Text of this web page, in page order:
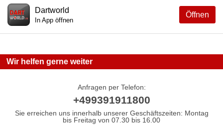
Öffnen
Dartworld
In App öffnen
Wir helfen gerne weiter
Anfragen per Telefon:
+499391911800
Sie erreichen uns innerhalb unserer Geschäftszeiten: Montag
bis Freitag von 07.30 bis 16.00